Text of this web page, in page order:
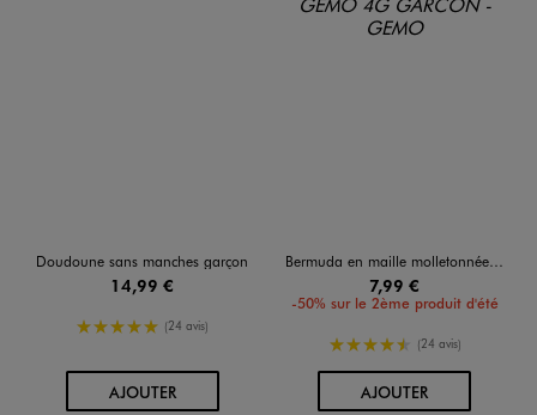
Doudoune sans manches garçon
14,99 €
5/5 de moyenne
(24 avis)
AJOUTERAU PANIER
Bermuda en maille molletonnée avec ceinture ajustable garçon
7,99 €
-50% sur le 2ème produit d'été
4.5/5 de moyenne
(24 avis)
AJOUTERAU PANIER